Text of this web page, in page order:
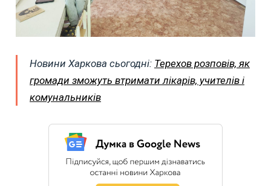
Новини Харкова сьогодні: Терехов розповів, як
громади зможуть втримати лікарів, учителів і
комунальників